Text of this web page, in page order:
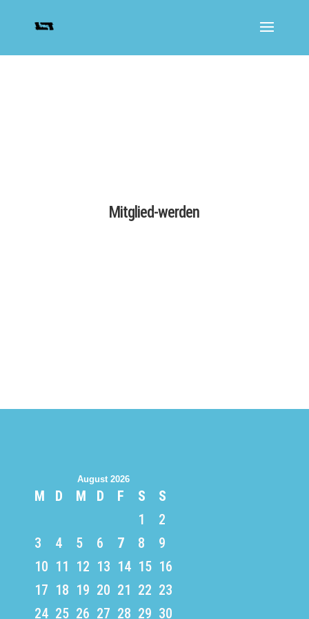
Mitglied-werden
August 2026
M D M D F S
S
1
2
3
4 5 6 7 8
9
10 11 12 13 14 15 16
17 18 19 20 21 22 23
24 25 26 27 28 29 30